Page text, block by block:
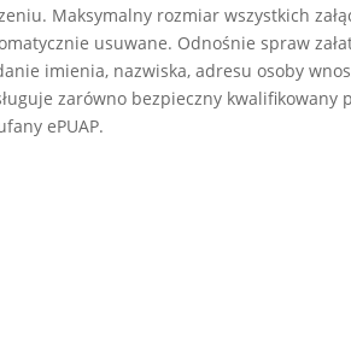
Maksymalny rozmiar wszystkich
usuwane. Odnośnie spraw
imienia, nazwiska, adresu osoby
zarówno bezpieczny
ePUAP.